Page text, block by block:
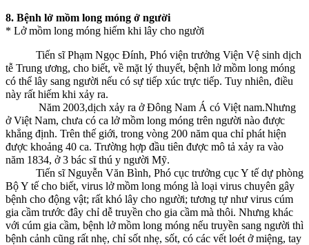
8. Bệnh lở mồm long móng ở người
* Lở mồm long móng hiếm khi lây cho người
Tiến sĩ Phạm Ngọc Đính, Phó viện trưởng Viện Vệ sinh dịch
tễ Trung ương, cho biết, về mặt lý thuyết, bệnh lở mồm long móng
có thể lây sang người nếu có sự tiếp xúc trực tiếp. Tuy nhiên, điều
này rất hiếm khi xảy ra.
Năm 2003,dịch xảy ra ở Đông Nam Á có Việt nam.Nhưng
ở Việt Nam, chưa có ca lở mồm long móng trên người nào được
khẳng định. Trên thế giới, trong vòng 200 năm qua chỉ phát hiện
được khoảng 40 ca. Trường hợp đầu tiên được mô tả xảy ra vào
năm 1834, ở 3 bác sĩ thú y người Mỹ.
Tiến sĩ Nguyễn Văn Bình, Phó cục trưởng cục Y tế dự phòng
Bộ Y tế cho biết, virus lở mồm long móng là loại virus chuyên gây
bệnh cho động vật; rất khó lây cho người; tương tự như virus cúm
gia cầm trước đây chỉ dễ truyền cho gia cầm mà thôi. Nhưng khác
với cúm gia cầm, bệnh lở mồm long móng nếu truyền sang người thì
bệnh cảnh cũng rất nhẹ, chỉ sốt nhẹ, sốt, có các vết loét ở miệng, tay